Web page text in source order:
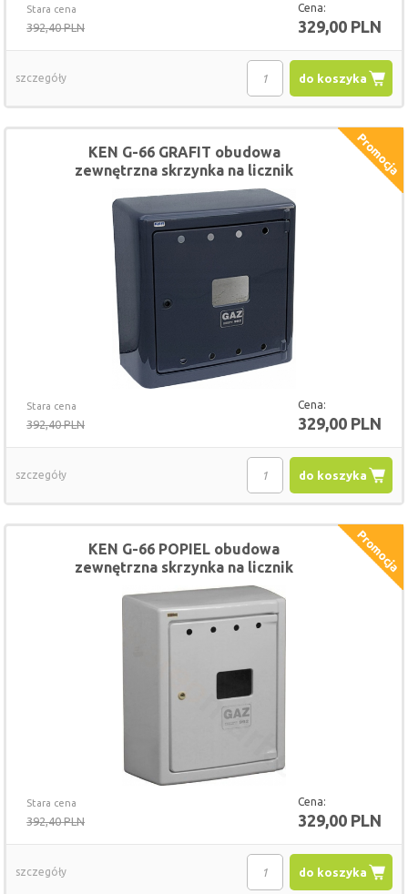
Stara cena
392,40 PLN
Cena:
329,00 PLN
do koszyka
szczegóły
Stara cena
392,40 PLN
Cena:
329,00 PLN
KEN G-66 GRAFIT obudowa
zewnętrzna skrzynka na licznik
gazomierz 60x60
do koszyka
szczegóły
Stara cena
392,40 PLN
Cena:
329,00 PLN
KEN G-66 POPIEL obudowa
zewnętrzna skrzynka na licznik
gazomierz 60x60
do koszyka
szczegóły